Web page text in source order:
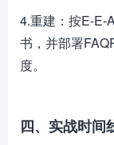
4.重建：按E-E-
书，并部署
度。
四、实战时间